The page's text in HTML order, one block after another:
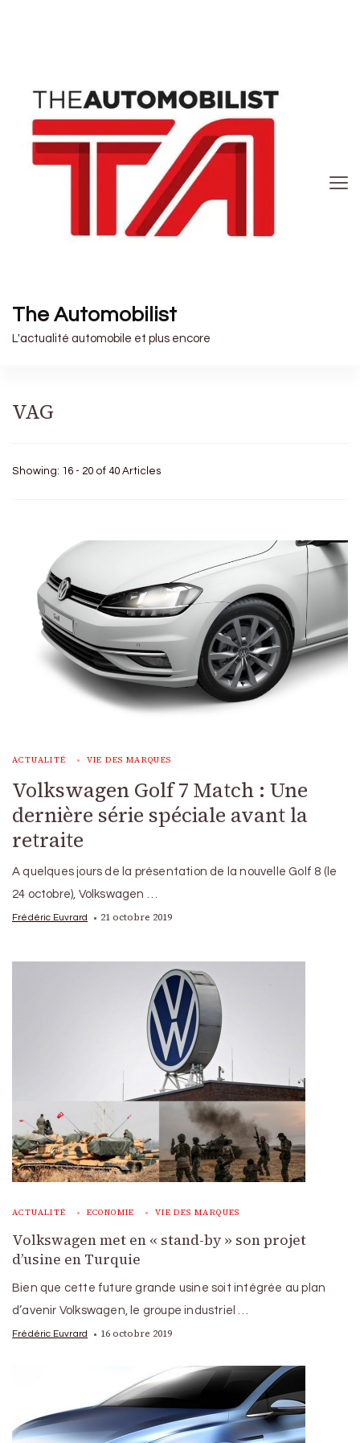
The Automobilist
L'actualité automobile et plus encore
VAG
Showing: 16 - 20 of 40 Articles
ACTUALITÉ VIE DES MARQUES
Volkswagen Golf 7 Match : Une
dernière série spéciale avant la
retraite
A quelques jours de la présentation de la nouvelle Golf 8 (le
24 octobre), Volkswagen …
Frédéric Euvrard 21 octobre 2019
ACTUALITÉ ECONOMIE VIE DES MARQUES
Volkswagen met en « stand-by » son projet
d’usine en Turquie
Bien que cette future grande usine soit intégrée au plan
d’avenir Volkswagen, le groupe industriel …
Frédéric Euvrard 16 octobre 2019